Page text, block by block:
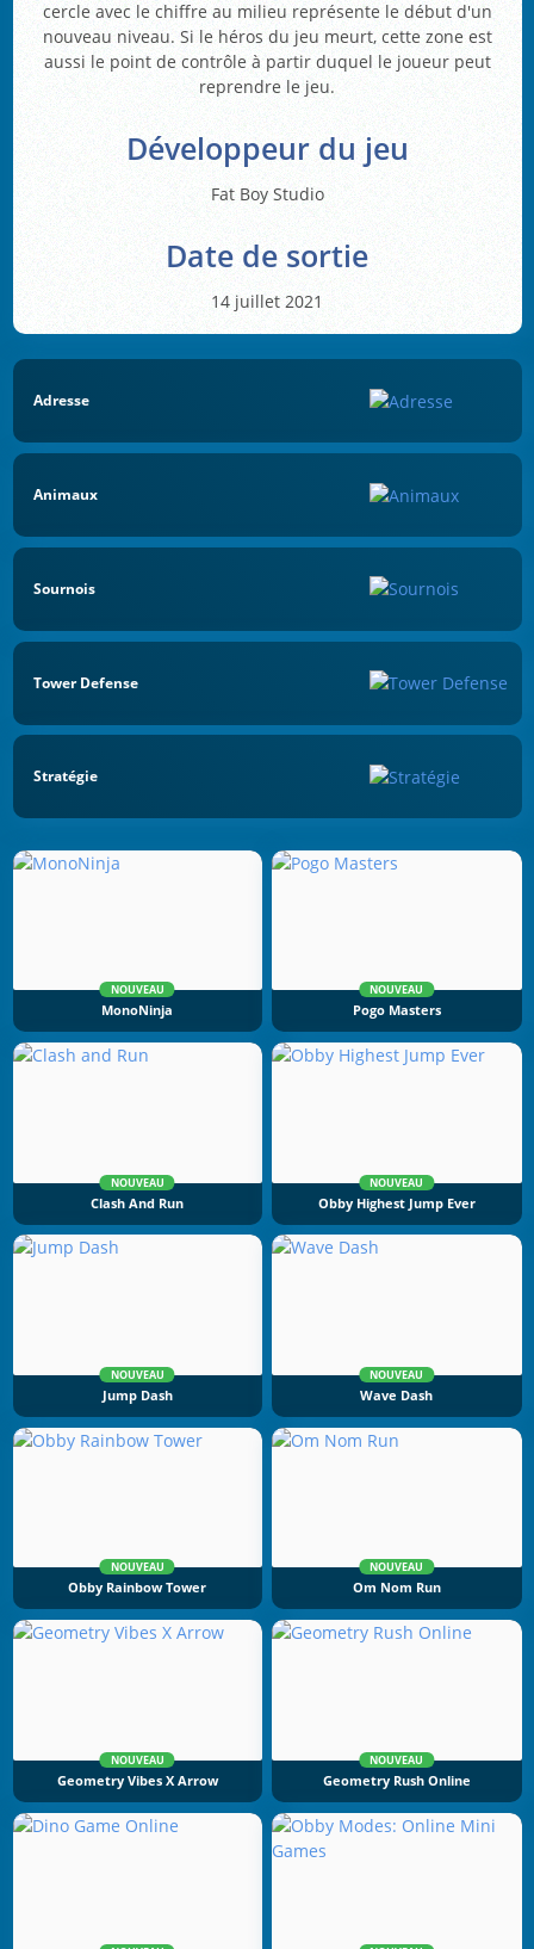
cercle avec le chiffre au milieu représente le début d'un
nouveau niveau. Si le héros du jeu meurt, cette zone est
aussi le point de contrôle à partir duquel le joueur peut
reprendre le jeu.
Développeur du jeu
Fat Boy Studio
Date de sortie
14 juillet 2021
Adresse
Animaux
Sournois
Tower Defense
Stratégie
NOUVEAU
MonoNinja
NOUVEAU
Pogo Masters
NOUVEAU
Clash And Run
NOUVEAU
Obby Highest Jump Ever
NOUVEAU
Jump Dash
NOUVEAU
Wave Dash
NOUVEAU
Obby Rainbow Tower
NOUVEAU
Om Nom Run
NOUVEAU
Geometry Vibes X Arrow
NOUVEAU
Geometry Rush Online